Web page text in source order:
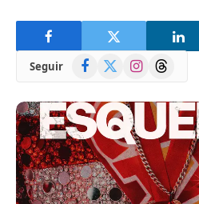
Seguir Facebook
(Twitter)
InstagramThreads